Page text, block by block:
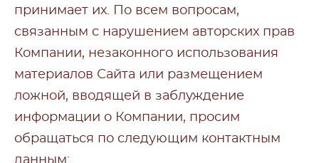
принимает их. По всем вопросам,
связанным с нарушением авторских прав
Компании, незаконного использования
материалов Сайта или размещением
ложной, вводящей в заблуждение
информации о Компании, просим
обращаться по следующим контактным
данным: